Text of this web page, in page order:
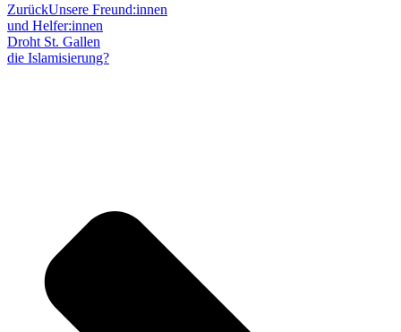
ZurückUnsere Freund:innen
und Helfer:innen
Droht St. Gallen
die Islamisierung?